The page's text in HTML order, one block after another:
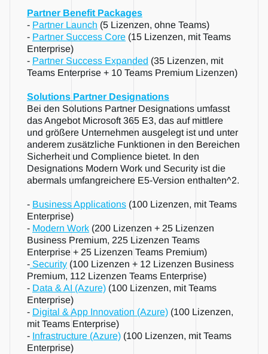
Partner Benefit Packages
- Partner Launch (5 Lizenzen, ohne Teams)
- Partner Success Core (15 Lizenzen, mit Teams
Enterprise)
- Partner Success Expanded (35 Lizenzen, mit
Teams Enterprise + 10 Teams Premium Lizenzen)
Solutions Partner Designations
Bei den Solutions Partner Designations umfasst
das Angebot Microsoft 365 E3, das auf mittlere
und größere Unternehmen ausgelegt ist und unter
anderem zusätzliche Funktionen in den Bereichen
Sicherheit und Complience bietet. In den
Designations Modern Work und Security ist die
abermals umfangreichere E5-Version enthalten^2.
- Business Applications (100 Lizenzen, mit Teams
Enterprise)
- Modern Work (200 Lizenzen + 25 Lizenzen
Business Premium, 225 Lizenzen Teams
Enterprise + 25 Lizenzen Teams Premium)
- Security (100 Lizenzen + 12 Lizenzen Business
Premium, 112 Lizenzen Teams Enterprise)
- Data & AI (Azure) (100 Lizenzen, mit Teams
Enterprise)
- Digital & App Innovation (Azure) (100 Lizenzen,
mit Teams Enterprise)
- Infrastructure (Azure) (100 Lizenzen, mit Teams
Enterprise)